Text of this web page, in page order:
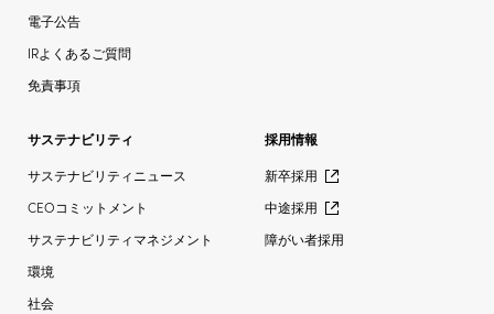
電子公告
IRよくあるご質問
免責事項
サステナビリティ
サステナビリティニュース
CEOコミットメント
サステナビリティマネジメント
環境
社会
採用情報
新卒採用
中途採用
障がい者採用